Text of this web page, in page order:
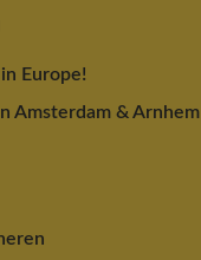
Europe!
Amsterdam & Arnhem